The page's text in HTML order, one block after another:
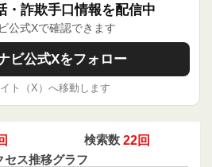
・詐欺手口情報を配信中
公式Xで確認できます
ビ公式Xをフォロー
ト（X）へ移動します
検索数 22回
セス推移グラフ